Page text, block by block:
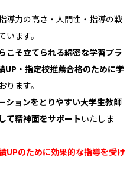
導力の高さ・人間性・指導の戦
ます。
こそ立てられる綿密な学習プラ
UP・指定校推薦合格のために学
ります。
ションをとりやすい大学生教師
て精神面をサポートいたしま
UPのために効果的な指導を受け